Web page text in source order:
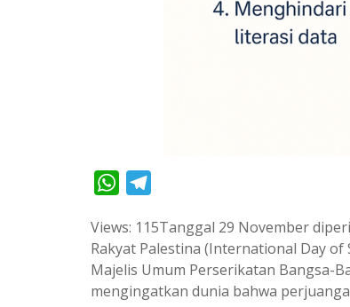
W
a
t
l
e
Views: 115Tanggal 29 November
Rakyat Palestina (International Day
Majelis Umum Perserikatan Bangsa-
mengingatkan dunia bahwa